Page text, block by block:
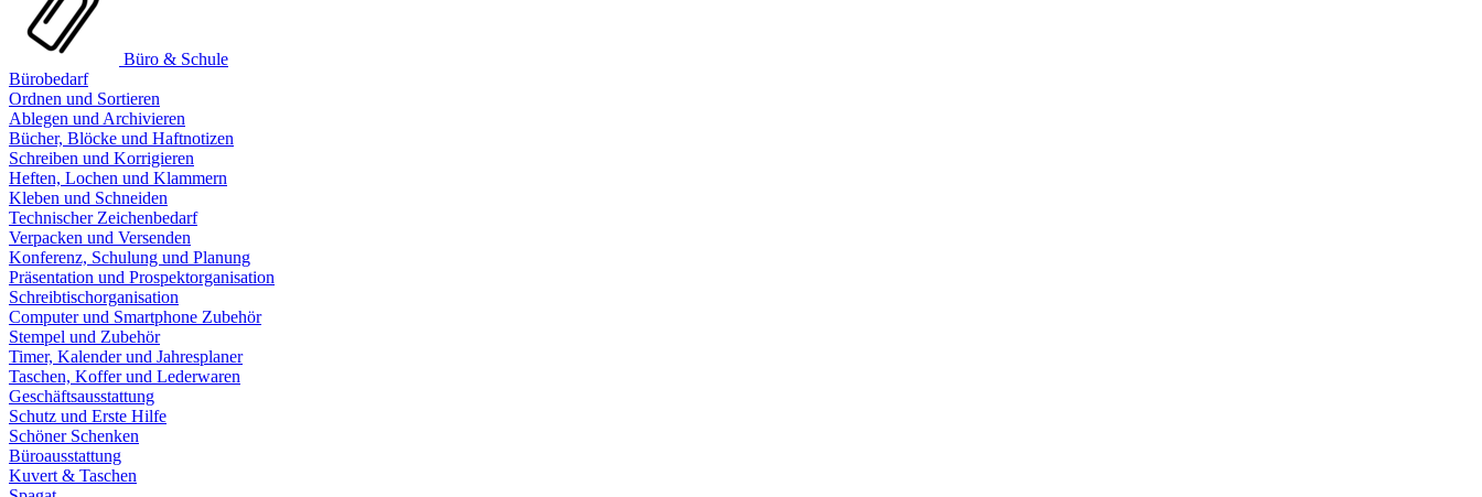
Büro & Schule
Bürobedarf
Ordnen und Sortieren
Ablegen und Archivieren
Bücher, Blöcke und Haftnotizen
Schreiben und Korrigieren
Heften, Lochen und Klammern
Kleben und Schneiden
Technischer Zeichenbedarf
Verpacken und Versenden
Konferenz, Schulung und Planung
Präsentation und Prospektorganisation
Schreibtischorganisation
Computer und Smartphone Zubehör
Stempel und Zubehör
Timer, Kalender und Jahresplaner
Taschen, Koffer und Lederwaren
Geschäftsausstattung
Schutz und Erste Hilfe
Schöner Schenken
Büroausstattung
Kuvert & Taschen